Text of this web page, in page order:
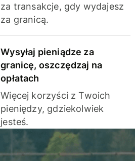
za transakcje, gdy wydajesz
za granicą.
Wysyłaj pieniądze za
granicę, oszczędzaj na
opłatach
Więcej korzyści z Twoich
pieniędzy, gdziekolwiek
jesteś.